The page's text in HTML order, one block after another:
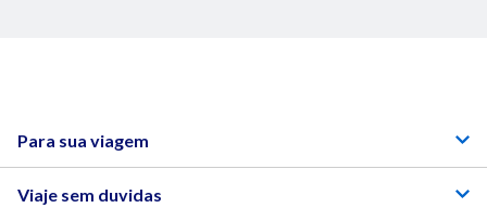
Para sua viagem
Viaje sem duvidas